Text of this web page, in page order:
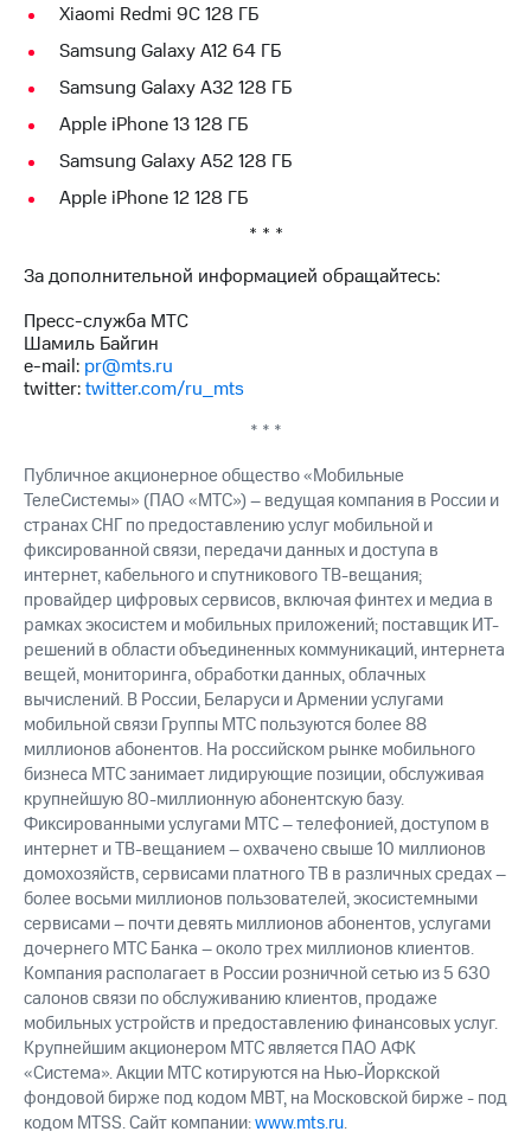
именных
облигаций
Другое
Регистратор
Реквизиты
Контакты
развитие
деловая этика
Xiaomi Redmi 9C 128 ГБ
Samsung Galaxy A12 64 ГБ
Samsung Galaxy A32 128 ГБ
Apple iPhone 13 128 ГБ
Samsung Galaxy A52 128 ГБ
Apple iPhone 12 128 ГБ
* * *
За дополнительной информацией обращайтесь:
Пресс-служба МТС
Шамиль Байгин
e-mail: pr@mts.ru
twitter:twitter.com/ru_mts
* * *
Публичное акционерное общество «Мобильные
ТелеСистемы» (ПАО «МТС») – ведущая компания в России и
странах СНГ по предоставлению услуг мобильной и
фиксированной связи, передачи данных и доступа в
интернет, кабельного и спутникового ТВ-вещания;
провайдер цифровых сервисов, включая финтех и медиа в
рамках экосистем и мобильных приложений; поставщик ИТ-
решений в области объединенных коммуникаций, интернета
вещей, мониторинга, обработки данных, облачных
вычислений. В России, Беларуси и Армении услугами
мобильной связи Группы МТС пользуются более 88
миллионов абонентов. На российском рынке мобильного
бизнеса МТС занимает лидирующие позиции, обслуживая
крупнейшую 80-миллионную абонентскую базу.
Фиксированными услугами МТС – телефонией, доступом в
интернет и ТВ-вещанием – охвачено свыше 10 миллионов
домохозяйств, сервисами платного ТВ в различных средах –
более восьми миллионов пользователей, экосистемными
сервисами – почти девять миллионов абонентов, услугами
дочернего МТС Банка – около трех миллионов клиентов.
Компания располагает в России розничной сетью из 5 630
салонов связи по обслуживанию клиентов, продаже
мобильных устройств и предоставлению финансовых услуг.
Крупнейшим акционером МТС является ПАО АФК
«Система». Акции МТС котируются на Нью-Йоркской
фондовой бирже под кодом MBT, на Московской бирже - под
кодом MTSS. Сайт компании:www.mts.ru.